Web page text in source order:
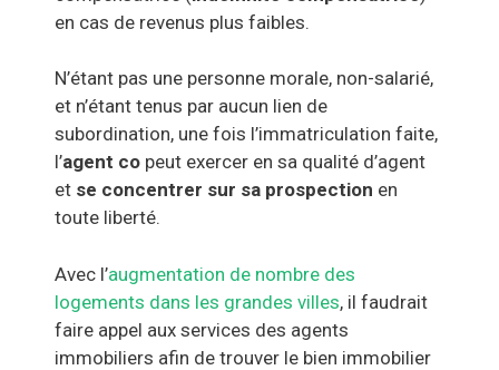
en cas de revenus plus faibles.
N’étant pas une personne morale, non-salarié,
et n’étant tenus par aucun lien de
subordination, une fois l’immatriculation faite,
l’agent co peut exercer en sa qualité d’agent
et se concentrer sur sa prospection en
toute liberté.
Avec l’augmentation de nombre des
logements dans les grandes villes, il faudrait
faire appel aux services des agents
immobiliers afin de trouver le bien immobilier